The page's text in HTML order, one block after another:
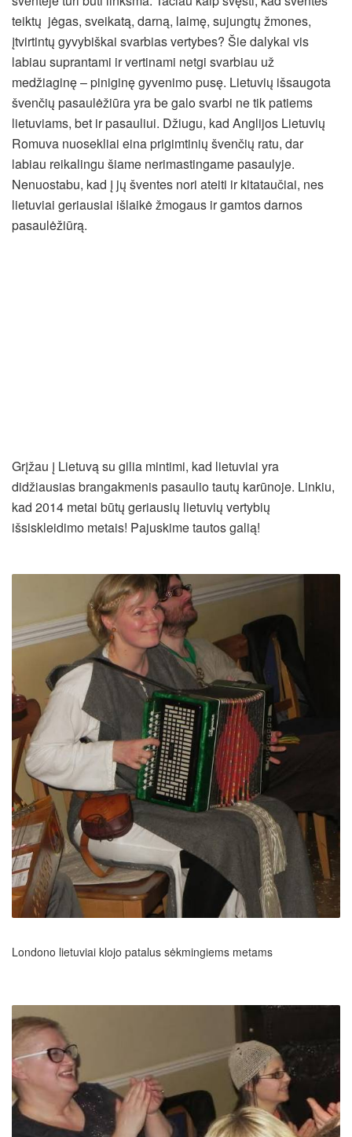
teiktų jėgas, sveikatą, darną, laimę, sujungtų žmones,
įtvirtintų gyvybiškai svarbias vertybes? Šie dalykai vis
labiau suprantami ir vertinami netgi svarbiau už
medžiaginę – piniginę gyvenimo pusę. Lietuvių išsaugota
švenčių pasaulėžiūra yra be galo svarbi ne tik patiems
lietuviams, bet ir pasauliui. Džiugu, kad Anglijos Lietuvių
Romuva nuosekliai eina prigimtinių švenčių ratu, dar
labiau reikalingu šiame nerimastingame pasaulyje.
Nenuostabu, kad į jų šventes nori ateiti ir kitataučiai, nes
lietuviai geriausiai išlaikė žmogaus ir gamtos darnos
pasaulėžiūrą.
Grįžau į Lietuvą su gilia mintimi, kad lietuviai yra
didžiausias brangakmenis pasaulio tautų karūnoje. Linkiu,
kad 2014 metai būtų geriausių lietuvių vertybių
išsiskleidimo metais! Pajuskime tautos galią!
Londono lietuviai klojo patalus sėkmingiems metams